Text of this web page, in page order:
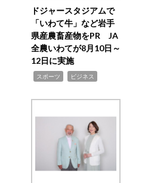
ドジャースタジアムで
「いわて牛」など岩手
県産農畜産物をPR JA
全農いわてが8月10日～
12日に実施
スポーツ ビジネス